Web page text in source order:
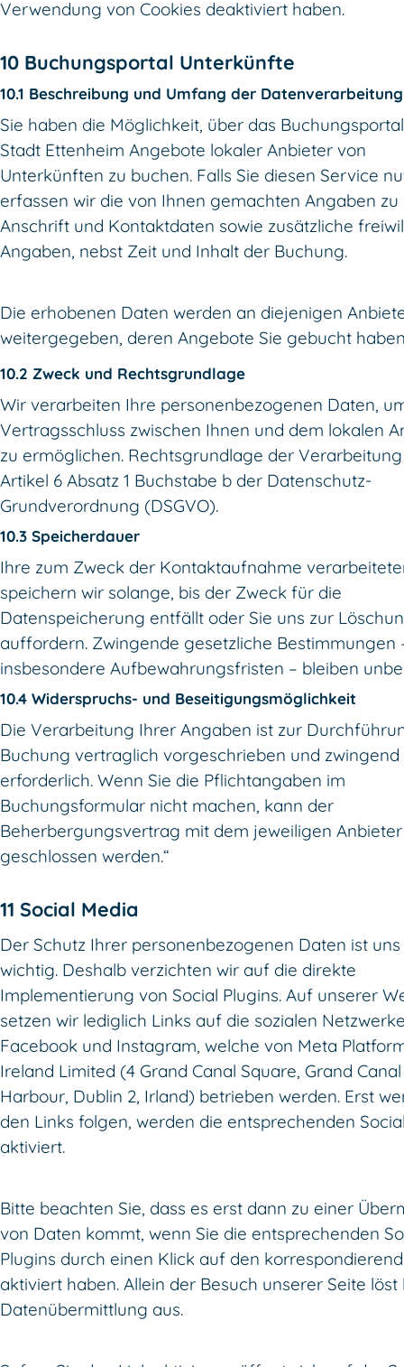
Verwendung von Cookies deaktiviert haben.
10 Buchungsportal Unterkünfte
10.1 Beschreibung und Umfang der Datenverarbeitung
Sie haben die Möglichkeit, über das
Stadt Ettenheim Angebote lokaler Anbieter von
Unterkünften zu buchen. Falls Sie diesen Service
erfassen wir die von Ihnen gemachten Angaben zu
Anschrift und Kontaktdaten sowie zusätzliche
Angaben, nebst Zeit und Inhalt der Buchung.
Die erhobenen Daten werden an diejenigen
weitergegeben, deren Angebote Sie gebucht
10.2 Zweck und Rechtsgrundlage
Wir verarbeiten Ihre personenbezogenen Daten,
Vertragsschluss zwischen Ihnen und dem lokalen
zu ermöglichen. Rechtsgrundlage der
Artikel 6 Absatz 1 Buchstabe b der Datenschutz-
Grundverordnung (DSGVO).
10.3 Speicherdauer
Ihre zum Zweck der Kontaktaufnahme
speichern wir solange, bis der Zweck für die
Datenspeicherung entfällt oder Sie uns zur
auffordern. Zwingende gesetzliche Bestimmungen
insbesondere Aufbewahrungsfristen – bleiben
10.4 Widerspruchs- und Beseitigungsmöglichkeit
Die Verarbeitung Ihrer Angaben ist zur
Buchung vertraglich vorgeschrieben und zwingend
erforderlich. Wenn Sie die Pflichtangaben im
Buchungsformular nicht machen, kann der
Beherbergungsvertrag mit dem jeweiligen
geschlossen werden.“
11 Social Media
Der Schutz Ihrer personenbezogenen Daten ist
wichtig. Deshalb verzichten wir auf die direkte
Implementierung von Social Plugins. Auf unserer
setzen wir lediglich Links auf die sozialen
Facebook und Instagram, welche von Meta
Ireland Limited (4 Grand Canal Square, Grand Canal
Harbour, Dublin 2, Irland) betrieben werden. Erst
den Links folgen, werden die entsprechenden
aktiviert.
Bitte beachten Sie, dass es erst dann zu einer
von Daten kommt, wenn Sie die entsprechenden
Plugins durch einen Klick auf den
aktiviert haben. Allein der Besuch unserer Seite löst
Datenübermittlung aus.